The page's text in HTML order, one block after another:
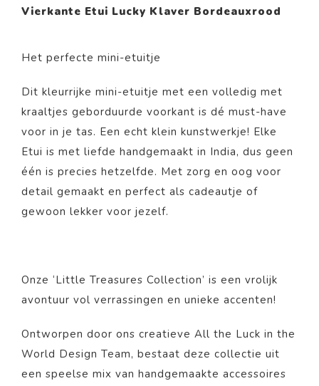
Vierkante Etui Lucky Klaver Bordeauxrood
Het perfecte mini-etuitje
Dit kleurrijke mini-etuitje met een volledig met
kraaltjes geborduurde voorkant is dé must-have
voor in je tas. Een echt klein kunstwerkje! Elke
Etui is met liefde handgemaakt in India, dus geen
één is precies hetzelfde. Met zorg en oog voor
detail gemaakt en perfect als cadeautje of
gewoon lekker voor jezelf.
Onze ‘Little Treasures Collection’ is een vrolijk
avontuur vol verrassingen en unieke accenten!
Ontworpen door ons creatieve All the Luck in the
World Design Team, bestaat deze collectie uit
een speelse mix van handgemaakte accessoires